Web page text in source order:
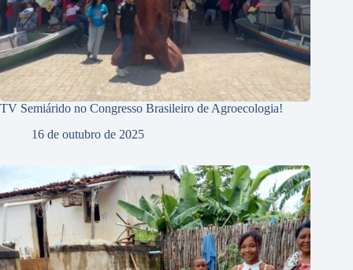
TV Semiárido no Congresso Brasileiro de Agroecologia!
16 de outubro de 2025